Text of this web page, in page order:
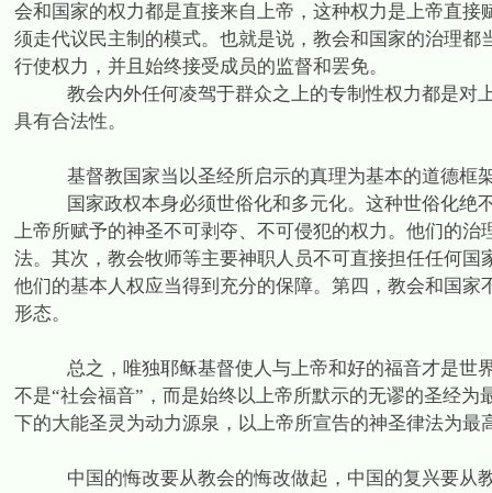
会和国家的权力都是直接来自上帝，这种权力是上帝直
须走代议民主制的模式。也就是说，教会和国家的治理
行使权力，并且始终接受成员的监督和罢免。
教会内外任何凌驾于群众之上的专制性权力都是对
具有合法性。
基督教国家当以圣经所启示的真理为基本的道德框
国家政权本身必须世俗化和多元化。这种世俗化
上帝所赋予的神圣不可剥夺、不可侵犯的权力。他们的
法。其次，教会牧师等主要神职人员不可直接担任任何
他们的基本人权应当得到充分的保障。第四，教会和国
形态。
总之，唯独耶稣基督使人与上帝和好的福音才是世
不是“社会福音”，而是始终以上帝所默示的无谬的圣经
下的大能圣灵为动力源泉，以上帝所宣告的神圣律法为
中国的悔改要从教会的悔改做起，中国的复兴要从